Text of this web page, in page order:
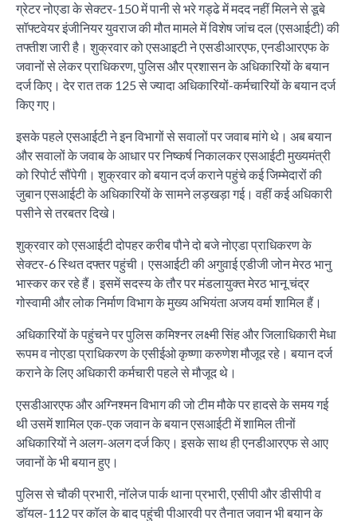
ग्रेटर नोएडा के सेक्टर-150 में पानी से भरे गड्ढे में मदद नहीं मिलने से डूबे
सॉफ्टवेयर इंजीनियर युवराज की मौत मामले में विशेष जांच दल (एसआईटी) की
तफ्तीश जारी है। शुक्रवार को एसआइटी ने एसडीआरएफ, एनडीआरएफ के
जवानों से लेकर प्राधिकरण, पुलिस और प्रशासन के अधिकारियों के बयान
दर्ज किए। देर रात तक 125 से ज्यादा अधिकारियों-कर्मचारियों के बयान दर्ज
किए गए।
इसके पहले एसआईटी ने इन विभागों से सवालों पर जवाब मांगे थे। अब बयान
और सवालों के जवाब के आधार पर निष्कर्ष निकालकर एसआईटी मुख्यमंत्री
को रिपोर्ट सौंपेगी। शुक्रवार को बयान दर्ज कराने पहुंचे कई जिम्मेदारों की
जुबान एसआईटी के अधिकारियों के सामने लड़खड़ा गई। वहीं कई अधिकारी
पसीने से तरबतर दिखे।
शुक्रवार को एसआईटी दोपहर करीब पौने दो बजे नोएडा प्राधिकरण के
सेक्टर-6 स्थित दफ्तर पहुंची। एसआईटी की अगुवाई एडीजी जोन मेरठ भानु
भास्कर कर रहे हैं। इसमें सदस्य के तौर पर मंडलायुक्त मेरठ भानू चंद्र
गोस्वामी और लोक निर्माण विभाग के मुख्य अभियंता अजय वर्मा शामिल हैं।
अधिकारियों के पहुंचने पर पुलिस कमिश्नर लक्ष्मी सिंह और जिलाधिकारी मेधा
रूपम व नोएडा प्राधिकरण के एसीईओ कृष्णा करुणेश मौजूद रहे। बयान दर्ज
कराने के लिए अधिकारी कर्मचारी पहले से मौजूद थे।
एसडीआरएफ और अग्निश्मन विभाग की जो टीम मौके पर हादसे के समय गई
थी उसमें शामिल एक-एक जवान के बयान एसआईटी में शामिल तीनों
अधिकारियों ने अलग-अलग दर्ज किए। इसके साथ ही एनडीआरएफ से आए
जवानों के भी बयान हुए।
पुलिस से चौकी प्रभारी, नॉलेज पार्क थाना प्रभारी, एसीपी और डीसीपी व
डॉयल-112 पर कॉल के बाद पहुंची पीआरवी पर तैनात जवान भी बयान के